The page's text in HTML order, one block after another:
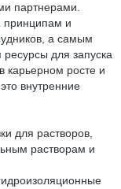
партнерами.
принципам и
а самым
для запуска
карьерном росте и
внутренние
для растворов,
растворам и